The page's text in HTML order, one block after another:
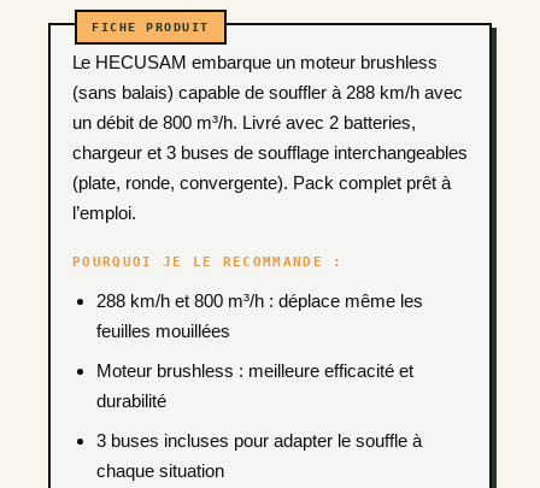
Le HECUSAM embarque un moteur brushless
(sans balais) capable de souffler à 288 km/h avec
un débit de 800 m³/h. Livré avec 2 batteries,
chargeur et 3 buses de soufflage interchangeables
(plate, ronde, convergente). Pack complet prêt à
l’emploi.
POURQUOI JE LE RECOMMANDE :
288 km/h et 800 m³/h : déplace même les
feuilles mouillées
Moteur brushless : meilleure efficacité et
durabilité
3 buses incluses pour adapter le souffle à
chaque situation